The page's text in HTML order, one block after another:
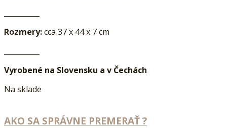
Rozmery:cca 37 x 44 x 7 cm
Vyrobené na Slovensku a v Čechách
Na sklade
AKO SA SPRÁVNE PREMERAŤ ?